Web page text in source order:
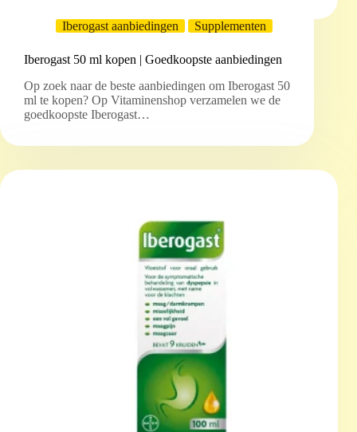
Iberogast aanbiedingen Supplementen
Iberogast 50 ml kopen | Goedkoopste aanbiedingen
Op zoek naar de beste aanbiedingen om Iberogast 50
ml te kopen? Op Vitaminenshop verzamelen we de
goedkoopste Iberogast…